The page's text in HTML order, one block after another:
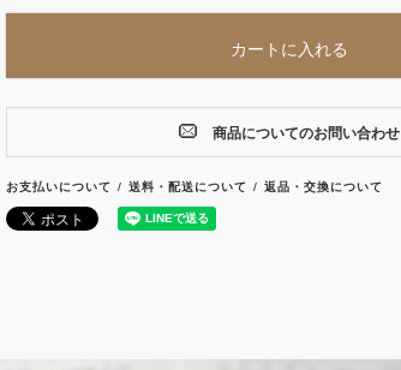
カートに入れる
商品についてのお問い合わせ
お支払いについて 送料・配送について 返品・交換について